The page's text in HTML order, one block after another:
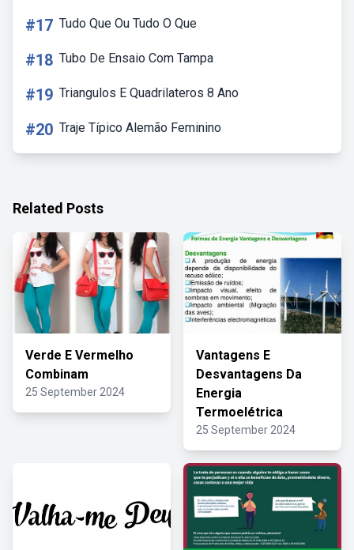
#17 Tudo Que Ou Tudo O Que
#18 Tubo De Ensaio Com Tampa
#19 Triangulos E Quadrilateros 8 Ano
#20 Traje Típico Alemão Feminino
Related Posts
Verde E Vermelho
Combinam
25 September 2024
Vantagens E
Desvantagens Da
Energia
Termoelétrica
25 September 2024